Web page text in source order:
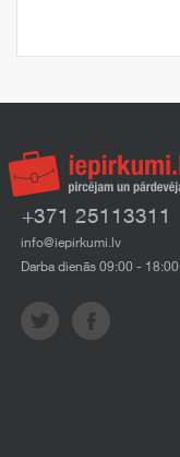
+371 25113311
info@iepirkumi.lv
Darba dienās 09:00 - 18:00